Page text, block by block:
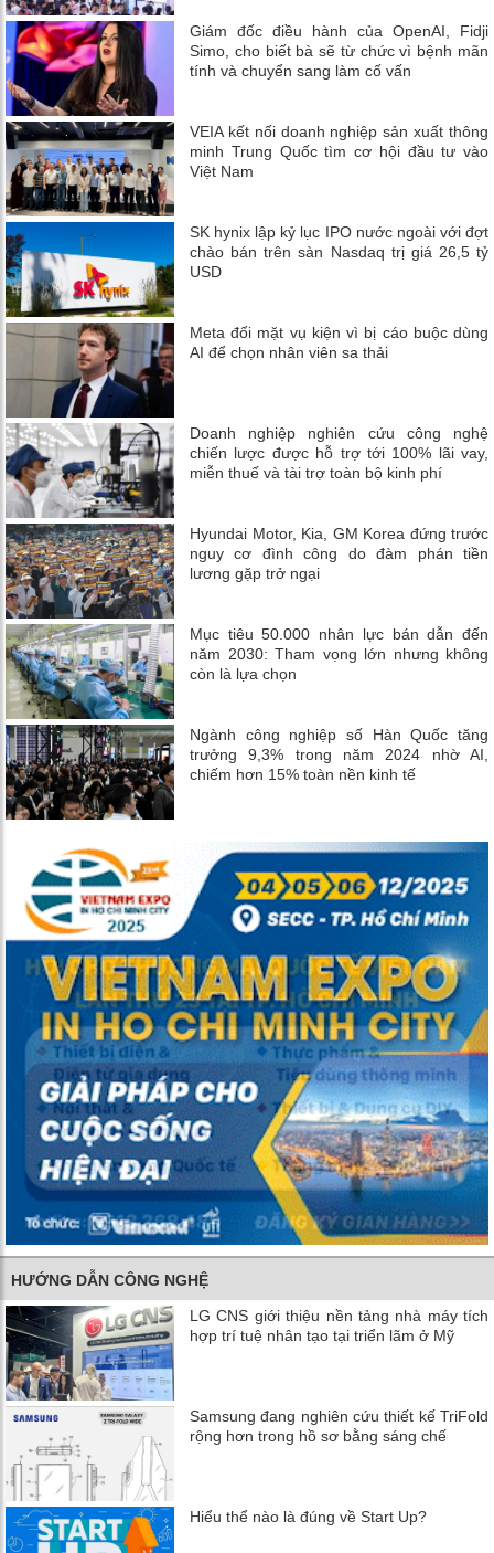
Giám đốc điều hành của OpenAI, Fidji
Simo, cho biết bà sẽ từ chức vì bệnh mãn
tính và chuyển sang làm cố vấn
VEIA kết nối doanh nghiệp sản xuất thông
minh Trung Quốc tìm cơ hội đầu tư vào
Việt Nam
SK hynix lập kỷ lục IPO nước ngoài với đợt
chào bán trên sàn Nasdaq trị giá 26,5 tỷ
USD
Meta đối mặt vụ kiện vì bị cáo buộc dùng
AI để chọn nhân viên sa thải
Doanh nghiệp nghiên cứu công nghệ
chiến lược được hỗ trợ tới 100% lãi vay,
miễn thuế và tài trợ toàn bộ kinh phí
Hyundai Motor, Kia, GM Korea đứng trước
nguy cơ đình công do đàm phán tiền
lương gặp trở ngại
Mục tiêu 50.000 nhân lực bán dẫn đến
năm 2030: Tham vọng lớn nhưng không
còn là lựa chọn
Ngành công nghiệp số Hàn Quốc tăng
trưởng 9,3% trong năm 2024 nhờ AI,
chiếm hơn 15% toàn nền kinh tế
HƯỚNG DẪN CÔNG NGHỆ
LG CNS giới thiệu nền tảng nhà máy tích
hợp trí tuệ nhân tạo tại triển lãm ở Mỹ
Samsung đang nghiên cứu thiết kế TriFold
rộng hơn trong hồ sơ bằng sáng chế
Hiểu thể nào là đúng về Start Up?